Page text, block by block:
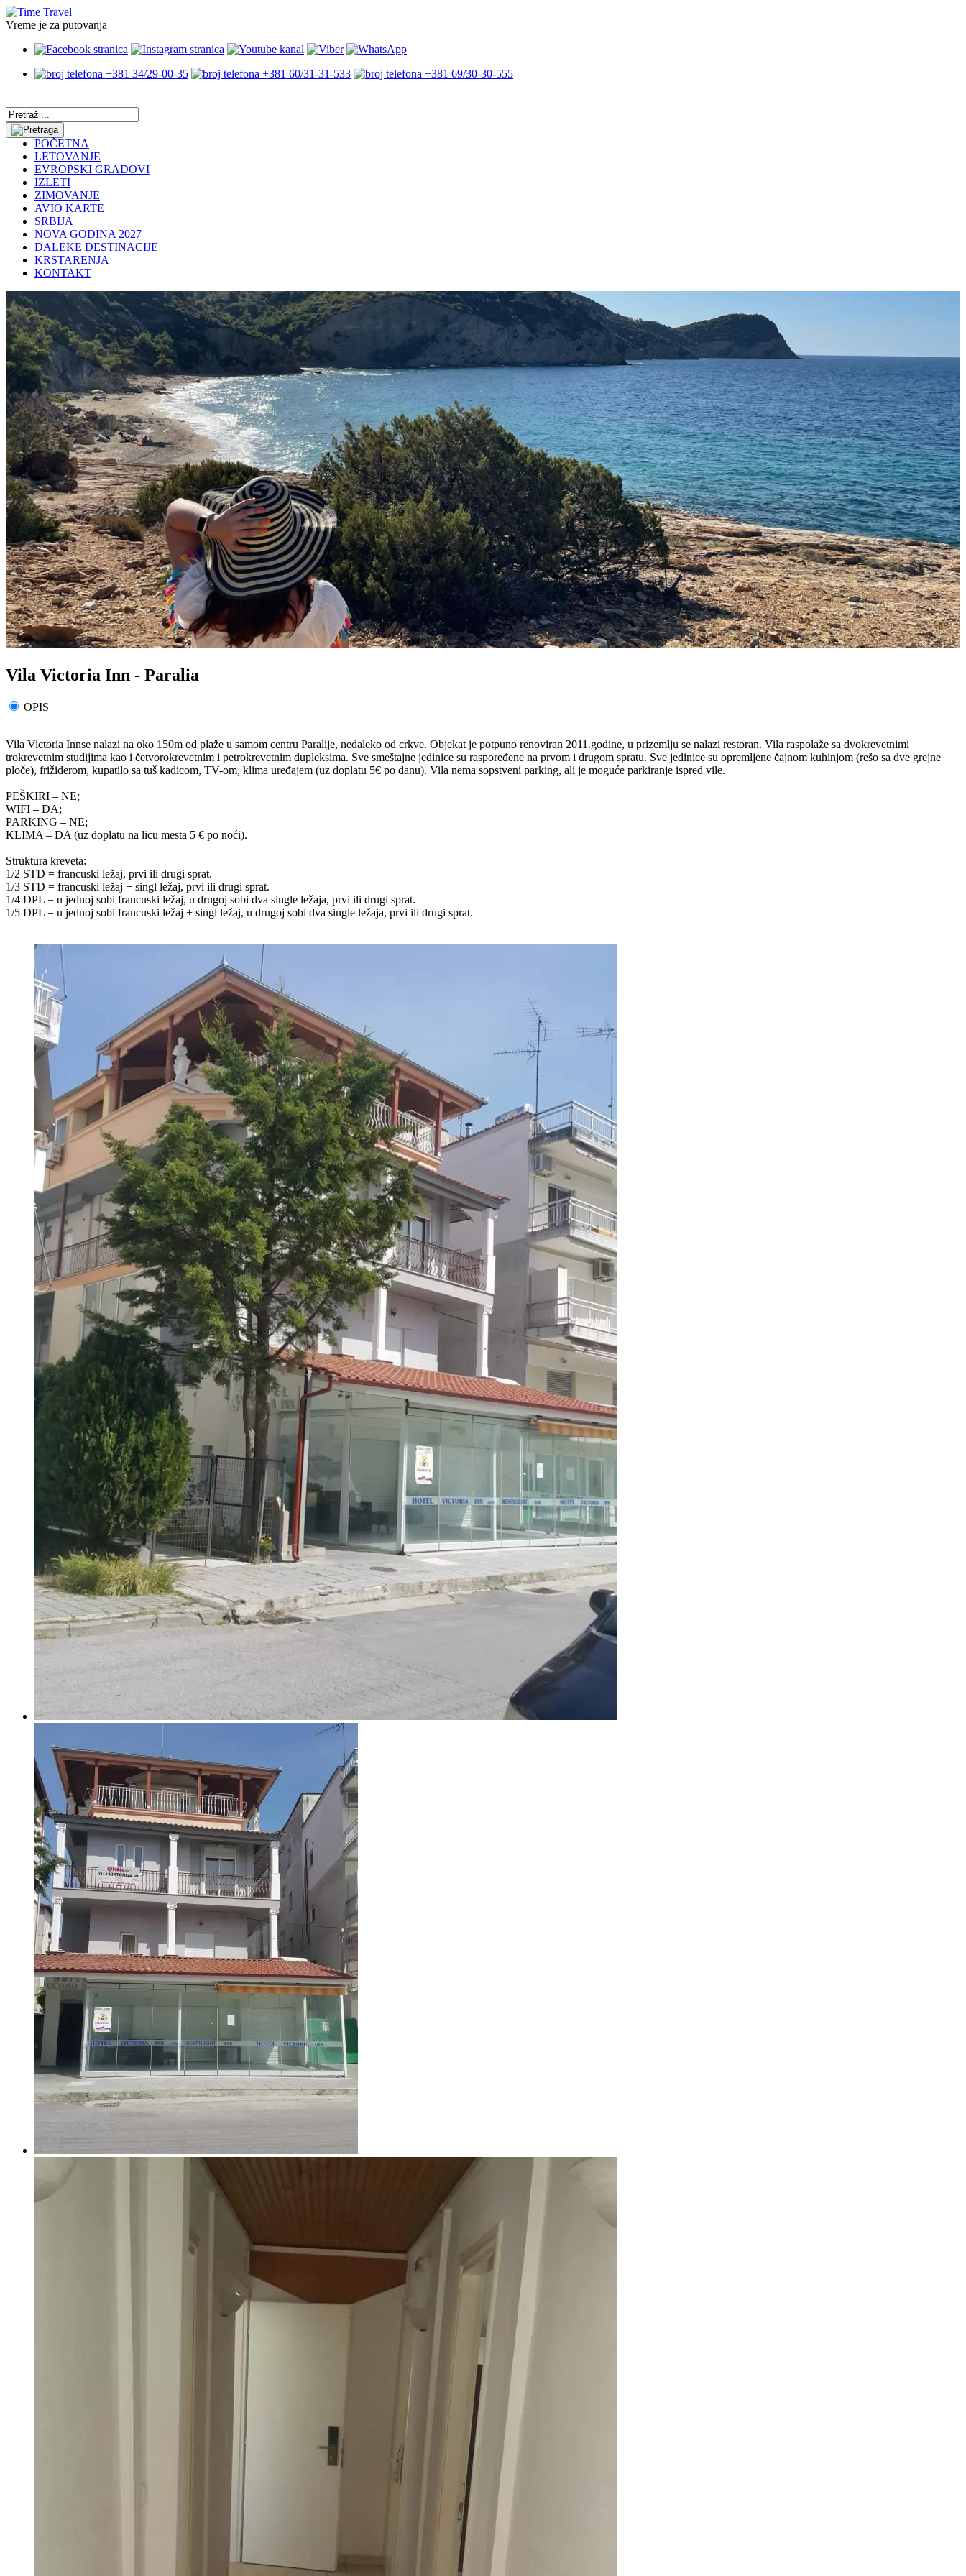
Vreme je za putovanja
+381 34/29-00-35 +381 60/31-31-533 +381 69/30-30-555
POČETNA
LETOVANJE
EVROPSKI GRADOVI
IZLETI
ZIMOVANJE
AVIO KARTE
SRBIJA
NOVA GODINA 2027
DALEKE DESTINACIJE
KRSTARENJA
KONTAKT
Vila Victoria Inn - Paralia
OPIS
Vila Victoria Innse nalazi na oko 150m od plaže u samom centru Paralije, nedaleko od crkve. Objekat je potpuno renoviran 2011.godine, u prizemlju se nalazi restoran. Vila raspolaže sa dvokrevetnimi
trokrevetnim studijima kao i četvorokrevetnim i petrokrevetnim dupleksima. Sve smeštajne jedinice su raspoređene na prvom i drugom spratu. Sve jedinice su opremljene čajnom kuhinjom (rešo sa dve grejne
ploče), frižiderom, kupatilo sa tuš kadicom, TV-om, klima uređajem (uz doplatu 5€ po danu). Vila nema sopstveni parking, ali je moguće parkiranje ispred vile.
PEŠKIRI – NE;
WIFI – DA;
PARKING – NE;
KLIMA – DA (uz doplatu na licu mesta 5 € po noći).
Struktura kreveta:
1/2 STD = francuski ležaj, prvi ili drugi sprat.
1/3 STD = francuski ležaj + singl ležaj, prvi ili drugi sprat.
1/4 DPL = u jednoj sobi francuski ležaj, u drugoj sobi dva single ležaja, prvi ili drugi sprat.
1/5 DPL = u jednoj sobi francuski ležaj + singl ležaj, u drugoj sobi dva single ležaja, prvi ili drugi sprat.